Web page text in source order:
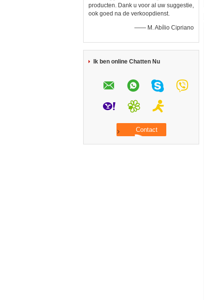
producten. Dank u voor al uw suggestie,
ook goed na de verkoopdienst.
—— M. Abílio Cipriano
Ik ben online Chatten Nu